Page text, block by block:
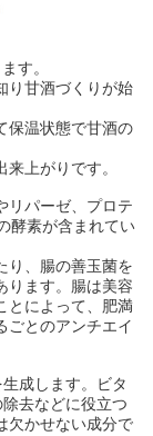
す。
り甘酒づくりが始
保温状態で甘酒の
上がりです。
リパーゼ、プロテ
酵素が含まれてい
り、腸の善玉菌を
ります。腸は美容
とによって、肥満
ごとのアンチエイ
成します。ビタ
去などに役立つ
欠かせない成分で